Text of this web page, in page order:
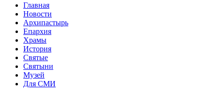
Главная
Новости
Архипастырь
Епархия
Храмы
История
Святые
Святыни
Музей
Для СМИ